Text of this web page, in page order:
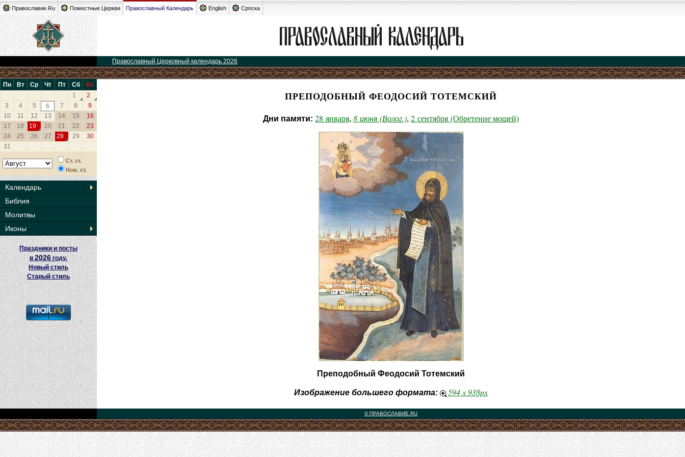
Православие.Ru Поместные Церкви Православный Календарь English Српска
Православный Церковный календарь 2026
Пн Вт Ср Чт Пт Сб
Вс
1
2
3
4 5 6 7 8
9
10
11 12 13 14 15
16
17
18 19 20 21 22
23
24
25 26 27 28 29
30
31
Ст. ст.
Нов. ст.
Календарь
Библия
Молитвы
Иконы
Праздники и посты
в2026 году.
Новый стиль
Старый стиль
ПРЕПОДОБНЫЙ ФЕОДОСИЙ ТОТЕМСКИЙ
Дни памяти: 28 января, 8 июня (Волог.), 2 сентября (Обретение мощей)
Преподобный Феодосий Тотемский
Изображение большего формата: 594 x 938px
© ПРАВОСЛАВИЕ.RU